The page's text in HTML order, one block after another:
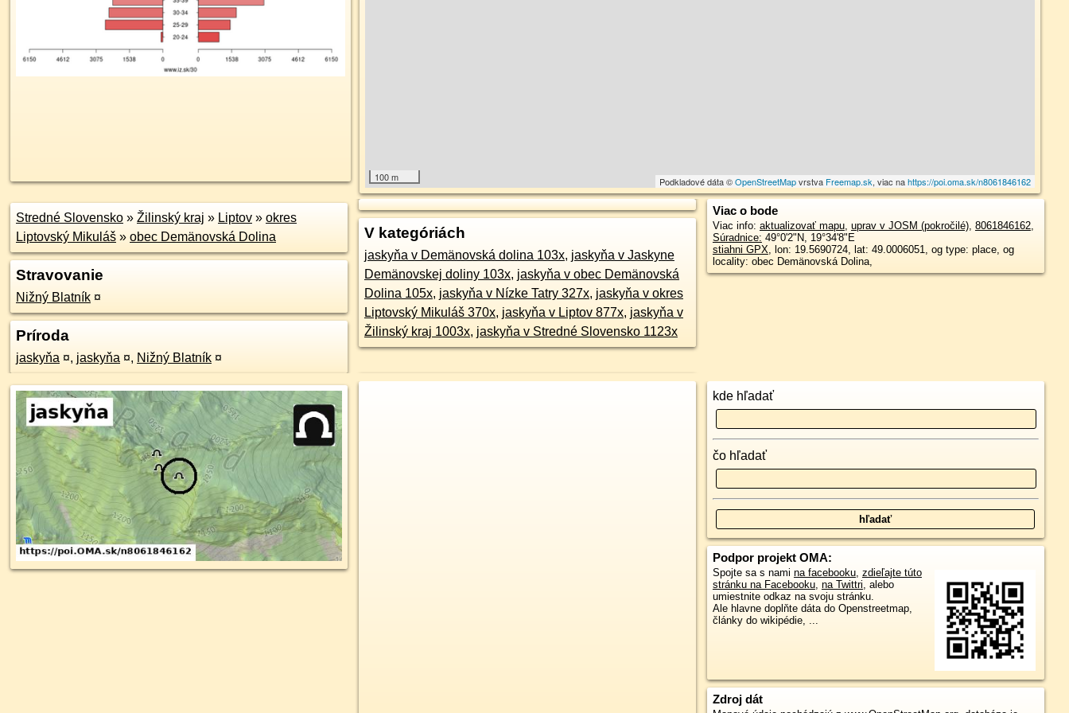
100 m Podkladové dáta ©OpenStreetMapvrstva Freemap.sk, viac nahttps://poi.oma.sk/n8061846162
Stredné Slovensko » Žilinský kraj » Liptov » okres
Liptovský Mikuláš » obec Demänovská Dolina
Stravovanie
Nižný Blatník ¤
Príroda
jaskyňa ¤, jaskyňa ¤, Nižný Blatník ¤
V kategóriách
jaskyňa v Demänovská dolina 103x, jaskyňa v Jaskyne
Demänovskej doliny 103x, jaskyňa v obec Demänovská
Dolina 105x, jaskyňa v Nízke Tatry 327x, jaskyňa v okres
Liptovský Mikuláš 370x, jaskyňa v Liptov 877x, jaskyňa v
Žilinský kraj 1003x, jaskyňa v Stredné Slovensko 1123x
Viac o bode
Viac info: aktualizovať mapu, uprav v JOSM (pokročilé), 8061846162,
Súradnice: 49°0'2"N, 19°34'8"E
stiahni GPX, lon: 19.5690724, lat: 49.0006051, og type: place, og
locality: obec Demänovská Dolina,
kde hľadať
čo hľadať
Podpor projekt OMA:
Spojte sa s nami na facebooku, zdieľajte túto
stránku na Facebooku, na Twittri, alebo
umiestnite odkaz na svoju stránku.
Ale hlavne doplňte dáta do Openstreetmap,
články do wikipédie, ...
Zdroj dát